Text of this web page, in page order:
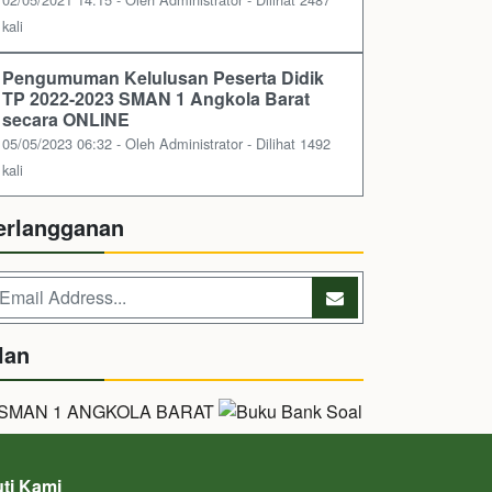
kali
Pengumuman Kelulusan Peserta Didik
TP 2022-2023 SMAN 1 Angkola Barat
secara ONLINE
05/05/2023 06:32 - Oleh Administrator - Dilihat 1492
kali
Kami